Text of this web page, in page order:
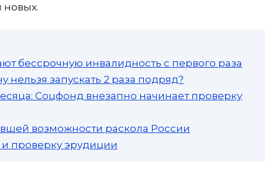
новых.
бессрочную инвалидность с первого раза
запускать 2 раза подряд?
Соцфонд внезапно начинает проверку
возможности раскола России
и проверку эрудиции